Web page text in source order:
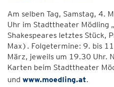
Am selben Tag, Samstag, 4.
Uhr im Stadttheater Mödling
Shakespeares letztes Stück,
Max). Folgetermine: 9. bis
März, jeweils um 19.30 Uhr.
Karten beim Stadttheater
und www.moedling.at.